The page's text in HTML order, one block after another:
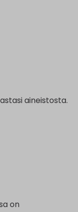
aineistosta.
on